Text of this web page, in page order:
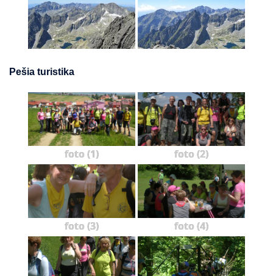
Pešia turistika
foto (1) foto (2)
foto (3) foto (4)